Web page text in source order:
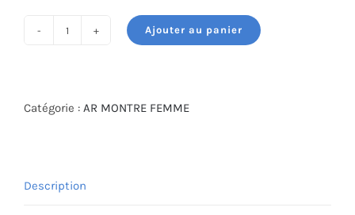
ARMANI
Ajouter au panier
Catégorie : AR MONTRE FEMME
Description